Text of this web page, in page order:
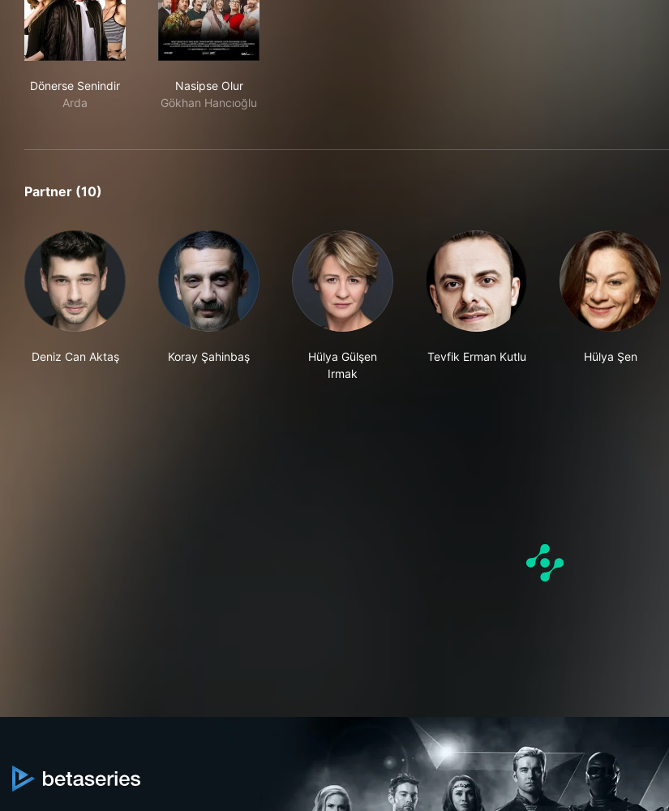
Dönerse Senindir
Arda
Nasipse Olur
Gökhan Hancıoğlu
Partner (10)
Deniz Can Aktaş Koray Şahinbaş
Hülya Gülşen
Irmak
Tevfik Erman Kutlu Hülya Şen